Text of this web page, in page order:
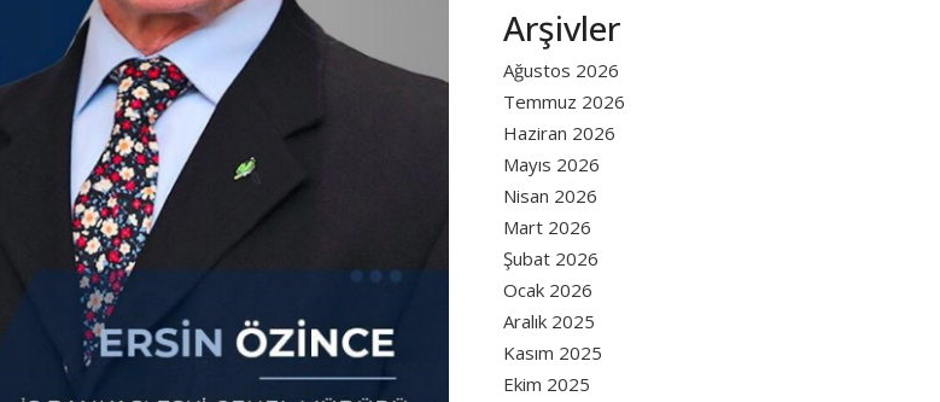
Arşivler
Ağustos 2026
Temmuz 2026
Haziran 2026
Mayıs 2026
Nisan 2026
Mart 2026
Şubat 2026
Ocak 2026
Aralık 2025
Kasım 2025
Ekim 2025